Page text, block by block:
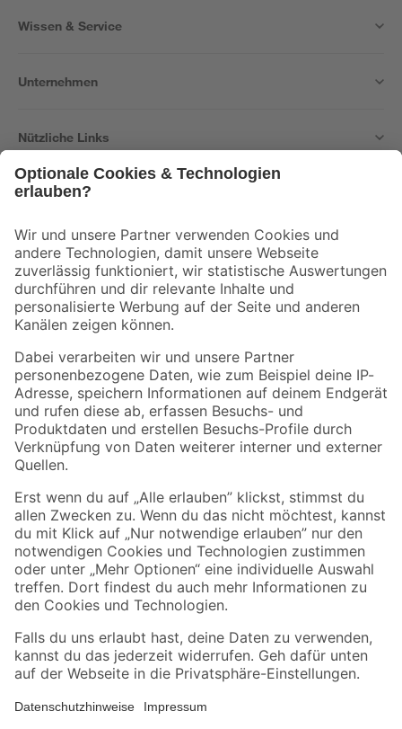
Wissen & Service
Unternehmen
Nützliche Links
Der toom Newsletter: Keine Angebote und Aktionen mehr verpassen!
Zur Newsletter Anmeldung
Folge uns
Zahlungsarten Versandarten
Sicher einkaufen
Jetzt die toom-App herunterladen
Alle Preisangaben in EUR inkl. gesetzl. MwSt.. Die dargestellten Angebote sind unter
Umständen nicht in allen Märkten verfügbar. Die angegebenen Verfügbarkeiten beziehen
Produkte nur solange der Vorrat reicht.
*Paketversand ab 59 € versandkostenfrei, gilt nicht für Artikel mit Speditionsversand, hier